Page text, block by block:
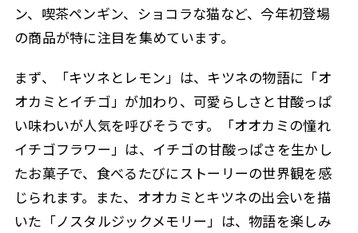
ン、喫茶ペンギン、ショコラな猫など、今年初登場
の商品が特に注目を集めています。
まず、「キツネとレモン」は、キツネの物語に「オ
オカミとイチゴ」が加わり、可愛らしさと甘酸っぱ
い味わいが人気を呼びそうです。「オオカミの憧れ
イチゴフラワー」は、イチゴの甘酸っぱさを生かし
たお菓子で、食べるたびにストーリーの世界観を感
じられます。また、オオカミとキツネの出会いを描
いた「ノスタルジックメモリー」は、物語を楽しみ